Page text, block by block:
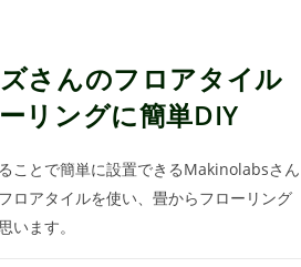
さんのフロアタイル
リングに簡単DIY
ことで簡単に設置できるMakinolabsさん
ロアタイルを使い、畳からフローリング
います。